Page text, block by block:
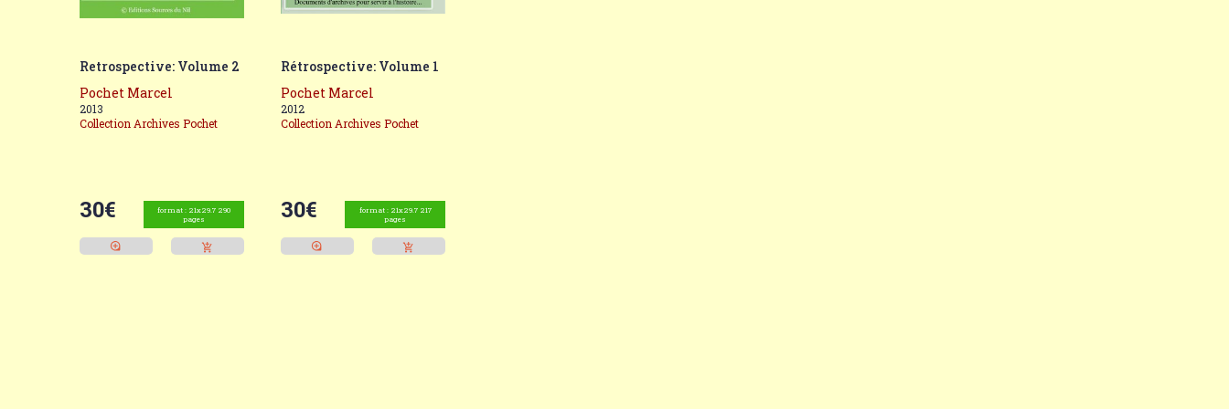
Retrospective: Volume 2
Pochet Marcel
2013
Collection Archives Pochet
30€
format : 21x29.7 290
pages
Rétrospective: Volume 1
Pochet Marcel
2012
Collection Archives Pochet
30€
format : 21x29.7 217
pages